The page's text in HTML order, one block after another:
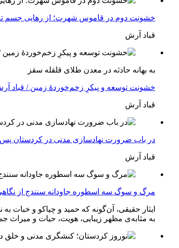
خشونت دوم در قاموس شهرت؛ از رهایی جسم
قباد آرش
بە بهانه حادثە در معدن طلای قلقله سقز
خشونت توسعه و پیکرِ زخم‌خوردهٔ زمین / قباد
قباد آرش
در باب ضرورت نهادسازی مدنی در کردستان پس
قباد آرش
مرگ و سوگ سه اسطوره جاودانه سنندج از
ایثار حقیقی، آن‌گونه که حمید و چیاکو و خبات
به مثابه‌ی مظهر زیبایی، هویت، حیات و میراث